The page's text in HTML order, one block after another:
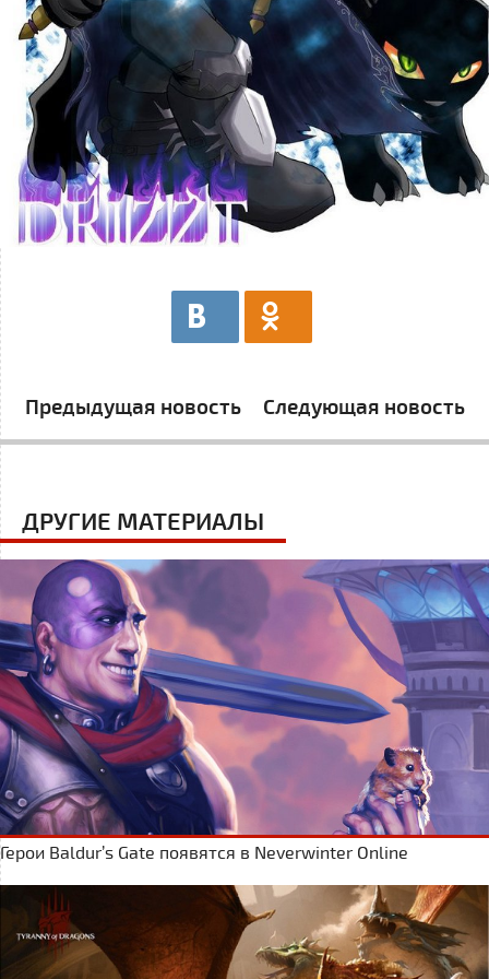
Предыдущая новость Следующая новость
ДРУГИЕ МАТЕРИАЛЫ
Герои Baldur’s Gate появятся в Neverwinter Online